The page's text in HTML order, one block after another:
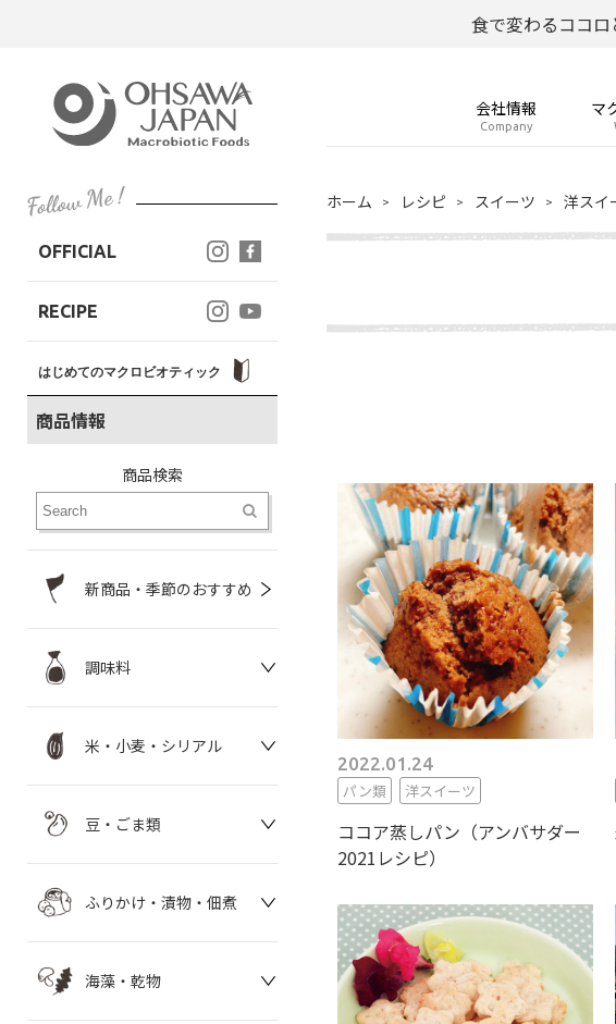
食で変わるココ
会社情報
Company
マ
OFFICIAL
RECIPE
はじめてのマクロビオティック
商品情報
商品検索
新商品・季節のおすすめ
調味料
米・小麦・シリアル
豆・ごま類
ふりかけ・漬物・佃煮
海藻・乾物
ホーム レシピ スイーツ 洋スイ
2022.01.24
パン類
洋スイーツ
ココア蒸しパン（アンバサダー
2021レシピ）